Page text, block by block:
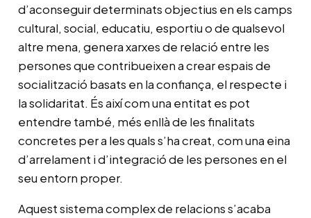
d’aconseguir determinats objectius en els camps
cultural, social, educatiu, esportiu o de qualsevol
altre mena, genera xarxes de relació entre les
persones que contribueixen a crear espais de
socialització basats en la confiança, el respecte i
la solidaritat. És així com una entitat es pot
entendre també, més enllà de les finalitats
concretes per a les quals s’ha creat, com una eina
d’arrelament i d’integració de les persones en el
seu entorn proper.
Aquest sistema complex de relacions s’acaba